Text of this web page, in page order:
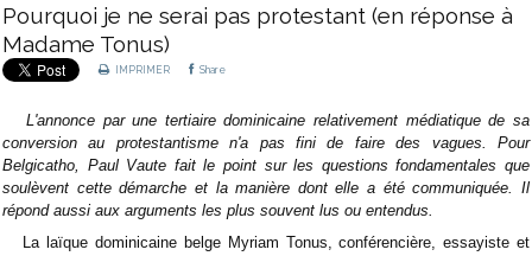
Pourquoi je ne serai pas protestant (en réponse à
Madame Tonus)
IMPRIMER Share
L'annonce par une tertiaire dominicaine relativement médiatique de sa
conversion au protestantisme n'a pas fini de faire des vagues. Pour
Belgicatho, Paul Vaute fait le point sur les questions fondamentales que
soulèvent cette démarche et la manière dont elle a été communiquée. Il
répond aussi aux arguments les plus souvent lus ou entendus.
La laïque dominicaine belge Myriam Tonus, conférencière, essayiste et